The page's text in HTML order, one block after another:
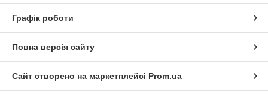
Графік роботи
Повна версія сайту
Сайт створено на маркетплейсі Prom.ua